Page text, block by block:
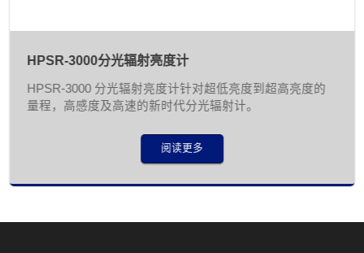
HPSR-3000分光辐射亮度计
HPSR-3000 分光辐射亮度计针对超低亮度到超高亮度的
量程，高感度及高速的新时代分光辐射计。
阅读更多